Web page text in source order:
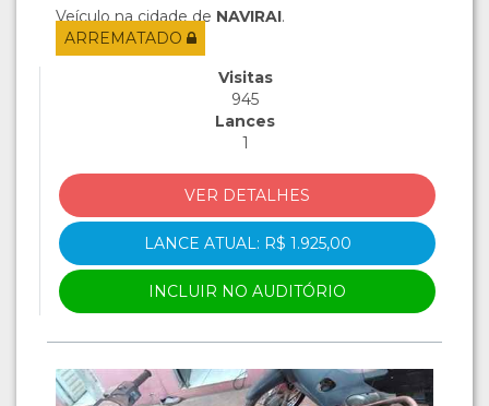
Veículo na cidade de NAVIRAI.
ARREMATADO
Visitas
945
Lances
1
VER DETALHES
LANCE ATUAL: R$ 1.925,00
INCLUIR NO AUDITÓRIO